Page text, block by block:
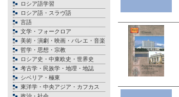
ロシア語学習
ロシア語・スラヴ語
言語
文学・フォークロア
美術・演劇・映画・バレエ・音楽
哲学・思想・宗教
ロシア史・中東欧史・世界史
考古学・民族学・地理・地誌
シベリア・極東
東洋学・中央アジア・カフカス